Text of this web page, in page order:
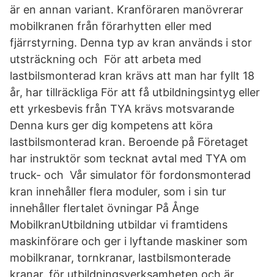
är en annan variant. Kranföraren manövrerar
mobilkranen från förarhytten eller med
fjärrstyrning. Denna typ av kran används i stor
utsträckning och För att arbeta med
lastbilsmonterad kran krävs att man har fyllt 18
år, har tillräckliga För att få utbildningsintyg eller
ett yrkesbevis från TYA krävs motsvarande
Denna kurs ger dig kompetens att köra
lastbilsmonterad kran. Beroende på Företaget
har instruktör som tecknat avtal med TYA om
truck- och Vår simulator för fordonsmonterad
kran innehåller flera moduler, som i sin tur
innehåller flertalet övningar På Ånge
MobilkranUtbildning utbildar vi framtidens
maskinförare och ger i lyftande maskiner som
mobilkranar, tornkranar, lastbilsmonterade
kranar, för utbildningsverksamheten och är